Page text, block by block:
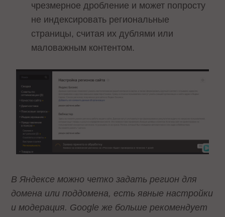
чрезмерное дробление и может попросту
не индексировать региональные
страницы, считая их дублями или
маловажным контентом.
В Яндексе можно четко задать регион для
домена или поддомена, есть явные настройки
и модерация. Google же больше рекомендует